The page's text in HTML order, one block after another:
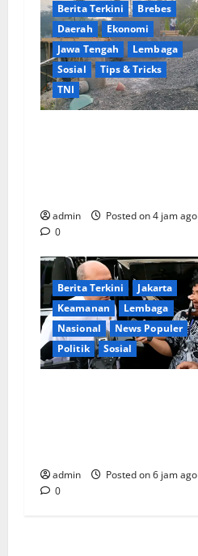
Berita Terkini
Brebes
Daerah
Ekonomi
Jawa Tengah
Lembaga
Sosial
Tips & Tricks
TNI
admin
Posted on 4 jam ago
0
Berita Terkini
Jakarta
Keamanan
Lembaga
Nasional
News Populer
Politik
Sosial
admin
Posted on 6 jam ago
0